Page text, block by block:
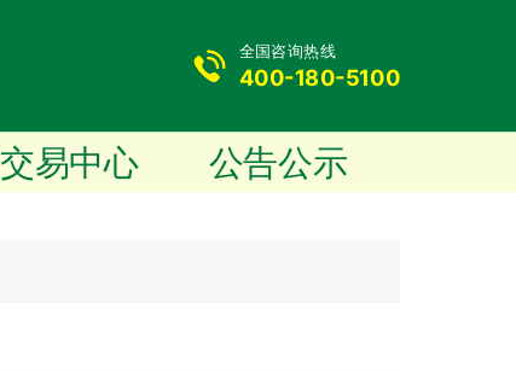
全国咨询热线
400-180-5100
交易中心 公告公示